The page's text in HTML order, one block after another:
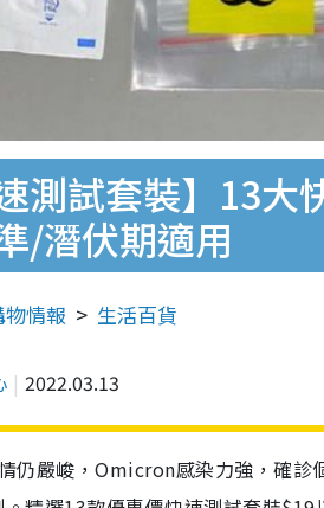
速測試套裝】13
/潛伏期適用
物情報 生活百貨
2022.03.13
仍嚴峻，Omicron感染力強，確診